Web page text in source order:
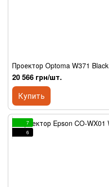
Проектор Optoma W371 Black
20 566 грн/шт.
Купить
7
6